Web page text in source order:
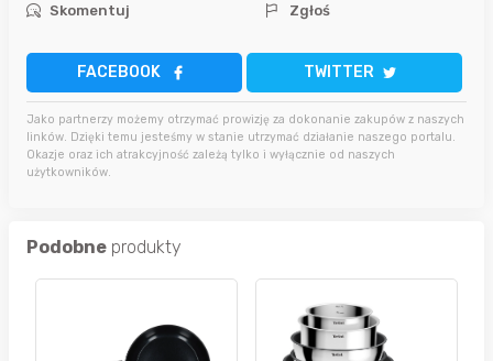
Skomentuj Zgłoś
FACEBOOK TWITTER
Jako partnerzy możemy otrzymać prowizję za dokonanie zakupów z naszych
linków. Dzięki temu jesteśmy w stanie utrzymać działanie naszego portalu.
Okazje oraz ich atrakcyjność zależą tylko i wyłącznie od naszych
użytkowników.
Podobne produkty